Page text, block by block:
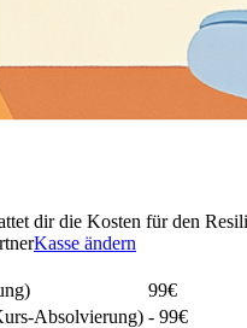
dir die Kosten für den
Kasse ändern
99€
Absolvierung) - 99€